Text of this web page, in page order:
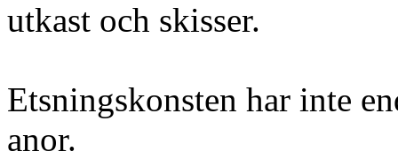
utkast och skisser.
Etsningskonsten har inte
anor.